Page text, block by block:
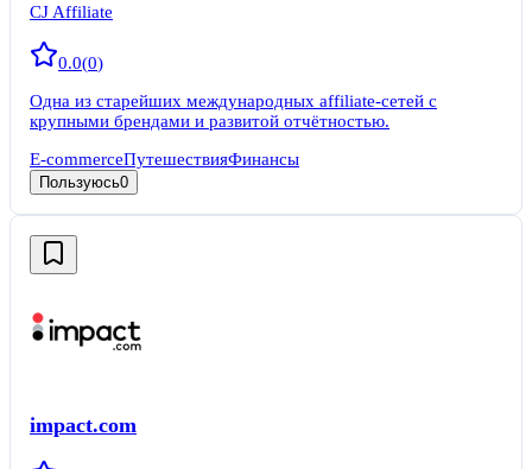
CJ Affiliate
0.0(0)
Одна из старейших международных affiliate-сетей с
крупными брендами и развитой отчётностью.
E-commerceПутешествияФинансы
Пользуюсь0
impact.com